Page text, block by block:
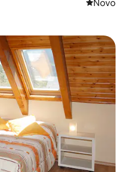
Novo
Novo